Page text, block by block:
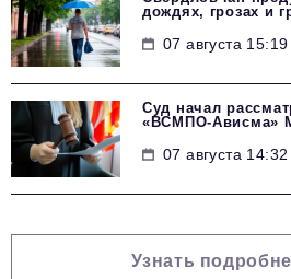
дождях, грозах и
07 августа 15:19
Суд начал
«ВСМПО-Ависма»
07 августа 14:32
Узнать